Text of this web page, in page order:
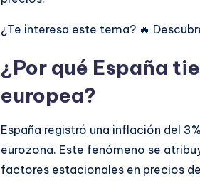
¿Te interesa este tema? 🔥
¿Por qué España
europea?
España registró una inflación del
eurozona. Este fenómeno se
factores estacionales en precios